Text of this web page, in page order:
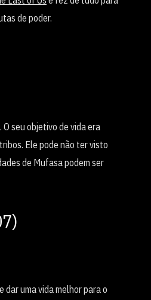
de poder.
seu objetivo de vida era
Ele pode não ter visto
de Mufasa podem ser
dar uma vida melhor para o